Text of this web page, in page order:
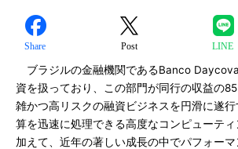
Share Post LINE
ブラジルの金融機関であるBanco
資を扱っており、この部門が同行の収益の
雑かつ高リスクの融資ビジネスを円滑に遂
算を迅速に処理できる高度なコンピューティ
加えて、近年の著しい成長の中でパフォーマ